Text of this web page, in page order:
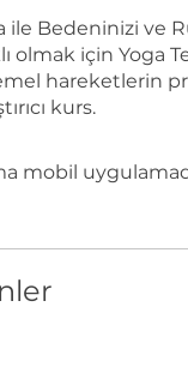
ile Bedeninizi ve
olmak için Yoga
hareketlerin
kurs.
mobil